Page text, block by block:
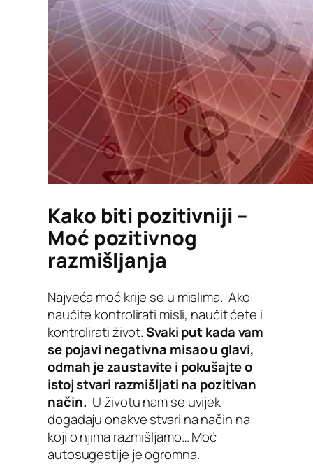
Kako biti pozitivniji –
Moć pozitivnog
razmišljanja
Najveća moć krije se u mislima. Ako
naučite kontrolirati misli, naučit ćete i
kontrolirati život.Svaki put kada vam
se pojavi negativna misao u glavi,
odmah je zaustavite i pokušajte o
istoj stvari razmišljati na pozitivan
način. U životu nam se uvijek
događaju onakve stvari na način na
koji o njima razmišljamo… Moć
autosugestije je ogromna.